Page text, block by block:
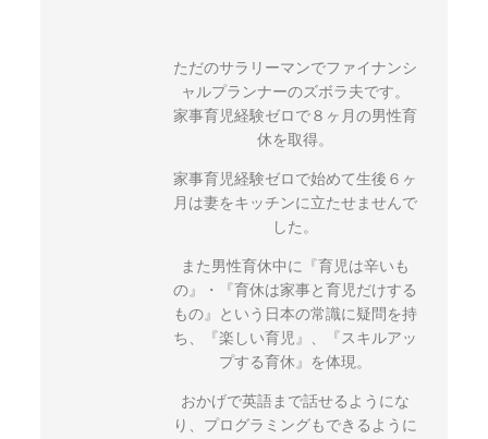
ただのサラリーマンでファイナンシ
ャルプランナーのズボラ夫です。
家事育児経験ゼロで８ヶ月の男性育
休を取得。
家事育児経験ゼロで始めて生後６ヶ
月は妻をキッチンに立たせませんで
した。
また男性育休中に『育児は辛いも
の』・『育休は家事と育児だけする
もの』という日本の常識に疑問を持
ち、『楽しい育児』、『スキルアッ
プする育休』を体現。
おかげで英語まで話せるようにな
り、プログラミングもできるように